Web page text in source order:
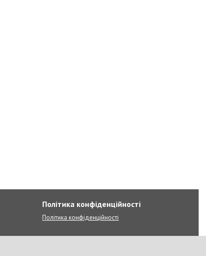
Політика конфіденційності
Політика конфіденційності